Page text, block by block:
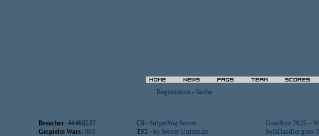
Registration - Suche
Besucher: 44466527 CS - SniperWar Server
Goodbye 2025 –
Gespielte Wars: 803 TF2 - by Server-United.de
SofaDaddler goes